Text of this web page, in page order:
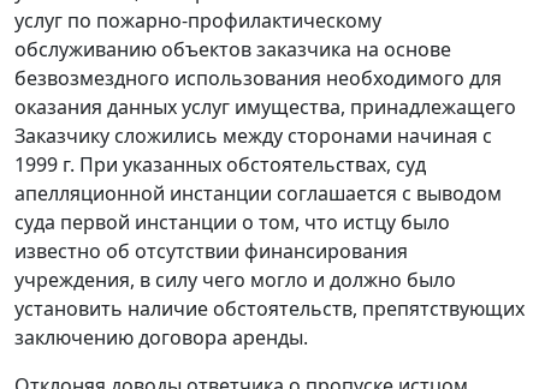
услуг по пожарно-профилактическому
обслуживанию объектов заказчика на основе
безвозмездного использования необходимого для
оказания данных услуг имущества, принадлежащего
Заказчику сложились между сторонами начиная с
1999 г. При указанных обстоятельствах, суд
апелляционной инстанции соглашается с выводом
суда первой инстанции о том, что истцу было
известно об отсутствии финансирования
учреждения, в силу чего могло и должно было
установить наличие обстоятельств, препятствующих
заключению договора аренды.